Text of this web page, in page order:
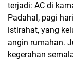
terjadi: AC di
Padahal, pagi
istirahat, yang
angin rumahan.
kegerahan